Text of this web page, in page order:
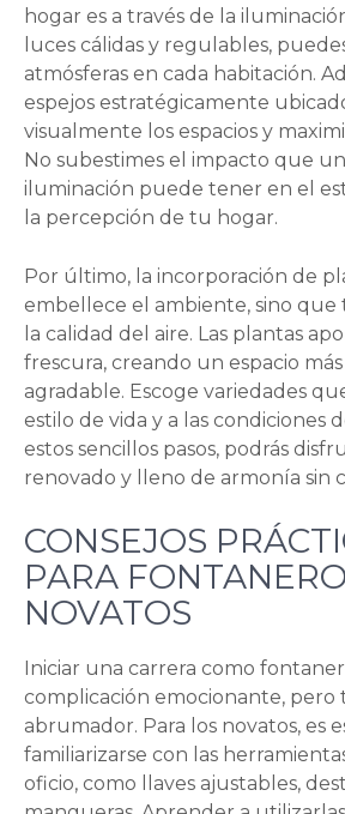
hogar es a través de la
luces cálidas y regulables,
atmósferas en cada habitación.
espejos estratégicamente
visualmente los espacios y
No subestimes el impacto que
iluminación puede tener en el
la percepción de tu hogar.
Por último, la incorporación de
embellece el ambiente, sino que
la calidad del aire. Las plantas
frescura, creando un espacio
agradable. Escoge variedades
estilo de vida y a las condiciones
estos sencillos pasos, podrás
renovado y lleno de armonía sin
CONSEJOS
PARA
NOVATOS
Iniciar una carrera como
complicación emocionante, pero
abrumador. Para los novatos, es
familiarizarse con las
oficio, como llaves ajustables,